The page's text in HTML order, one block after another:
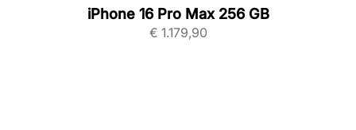
iPhone 16 Pro Max 256 GB
€ 1.179,90